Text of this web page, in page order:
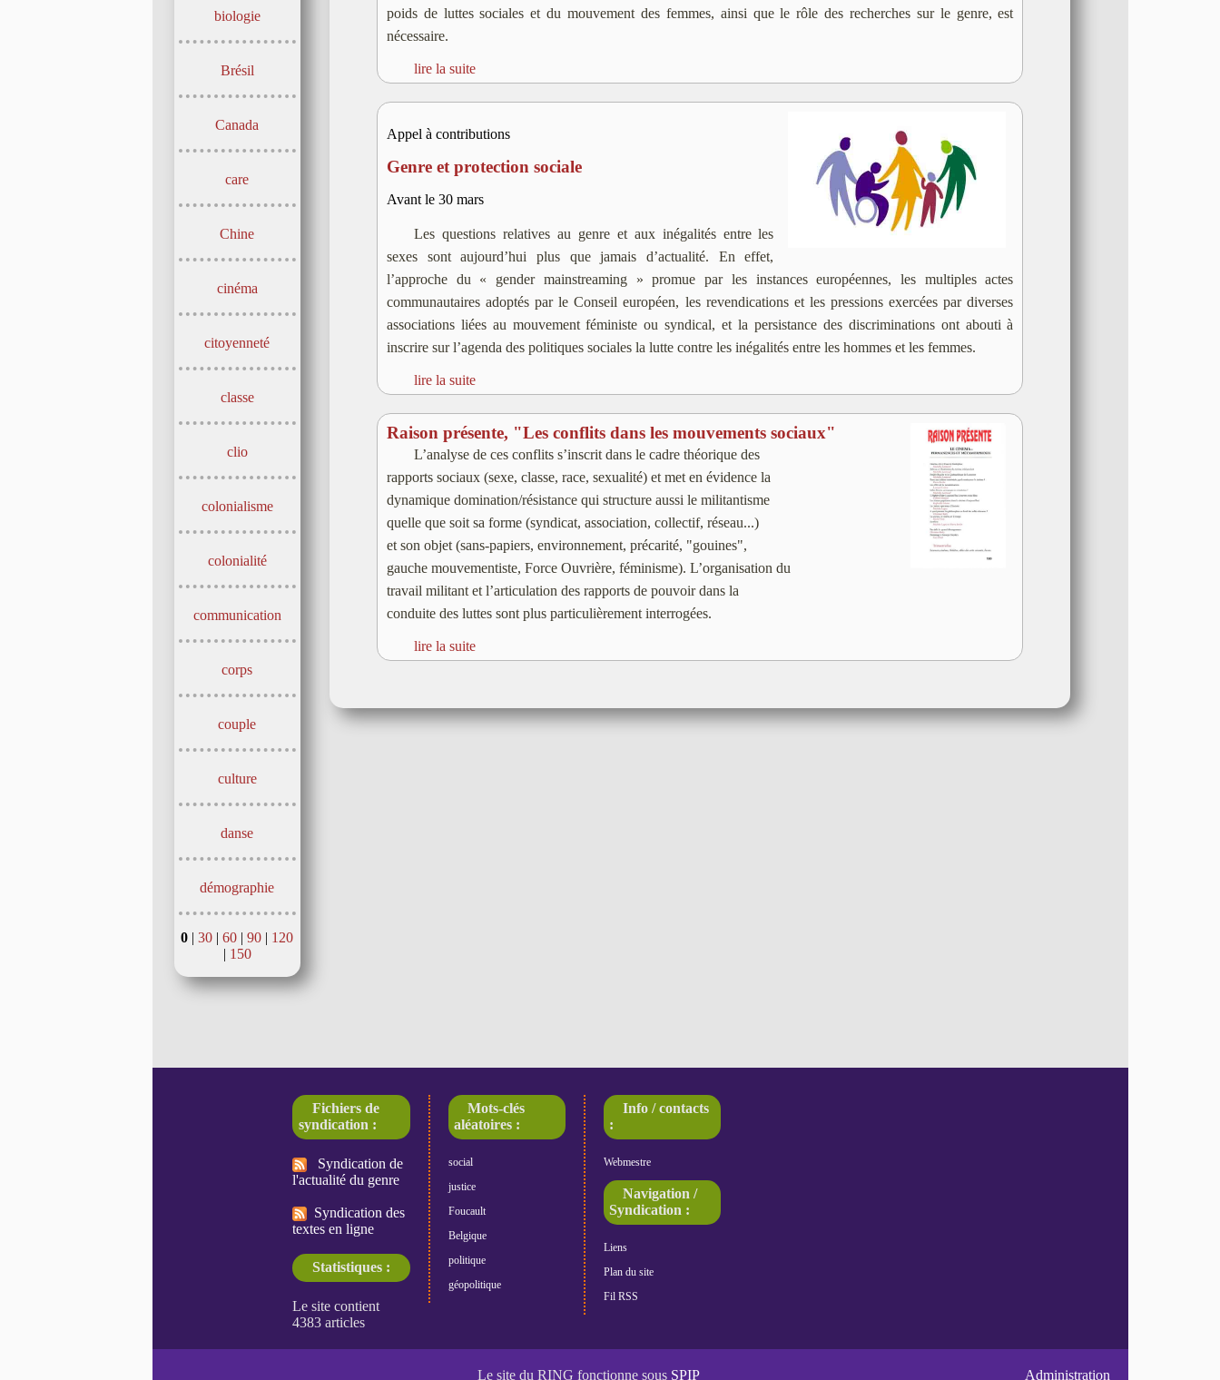
biologie
Brésil
Canada
care
Chine
cinéma
citoyenneté
classe
clio
colonialisme
colonialité
communication
corps
couple
culture
danse
démographie
0 |30 |60 |90 | 120
| 150
poids de luttes sociales et du mouvement des femmes, ainsi que le rôle des recherches sur le genre, est
nécessaire.
lire la suite
Appel à contributions
Genre et protection sociale
Avant le 30 mars
Les questions relatives au genre et aux inégalités entre les
sexes sont aujourd’hui plus que jamais d’actualité. En effet,
l’approche du « gender mainstreaming » promue par les instances européennes, les multiples actes
communautaires adoptés par le Conseil européen, les revendications et les pressions exercées par diverses
associations liées au mouvement féministe ou syndical, et la persistance des discriminations ont abouti à
inscrire sur l’agenda des politiques sociales la lutte contre les inégalités entre les hommes et les femmes.
lire la suite
Raison présente, "Les conflits dans les mouvements sociaux"
L’analyse de ces conflits s’inscrit dans le cadre théorique des
rapports sociaux (sexe, classe, race, sexualité) et met en évidence la
dynamique domination/résistance qui structure aussi le militantisme
quelle que soit sa forme (syndicat, association, collectif, réseau...)
et son objet (sans-papiers, environnement, précarité, "gouines",
gauche mouvementiste, Force Ouvrière, féminisme). L’organisation du
travail militant et l’articulation des rapports de pouvoir dans la
conduite des luttes sont plus particulièrement interrogées.
lire la suite
Fichiers de
syndication :
Syndication de
l'actualité du genre
Syndication des
textes en ligne
Statistiques :
Mots-clés
aléatoires :
social
justice
Foucault
Belgique
politique
géopolitique
Info / contacts
:
Webmestre
Navigation /
Syndication :
Liens
Plan du site
Fil RSS
Le site du RING fonctionne sous SPIP Administration